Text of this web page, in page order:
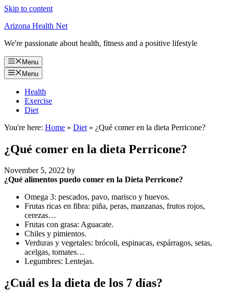
Skip to content
Arizona Health Net
We're passionate about health, fitness and a positive lifestyle
Menu
Menu
Health
Exercise
Diet
You're here: Home » Diet » ¿Qué comer en la dieta Perricone?
¿Qué comer en la dieta Perricone?
November 5, 2022 by
¿Qué alimentos puedo comer en la Dieta Perricone?
Omega 3: pescados, pavo, marisco y huevos.
Frutas ricas en fibra: piña, peras, manzanas, frutos rojos,
cerezas…
Frutas con grasa: Aguacate.
Chiles y pimientos.
Verduras y vegetales: brócoli, espinacas, espárragos, setas,
acelgas, tomates…
Legumbres: Lentejas.
¿Cuál es la dieta de los 7 días?